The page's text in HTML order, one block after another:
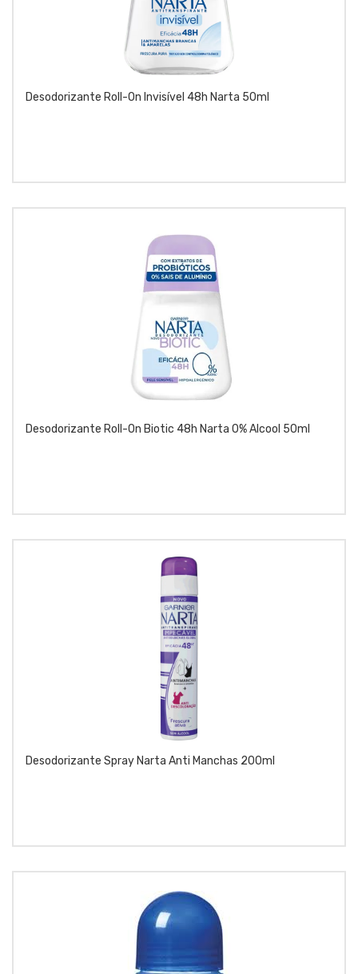
Desodorizante Roll-On Invisível 48h Narta 50ml
Desodorizante Roll-On Biotic 48h Narta 0% Alcool 50ml
Desodorizante Spray Narta Anti Manchas 200ml